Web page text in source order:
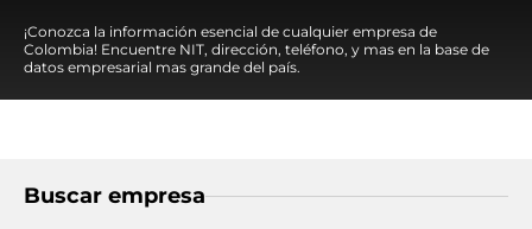
¡Conozca la información esencial de cualquier empresa de
Colombia! Encuentre NIT, dirección, teléfono, y mas en la base de
datos empresarial mas grande del país.
Buscar empresa